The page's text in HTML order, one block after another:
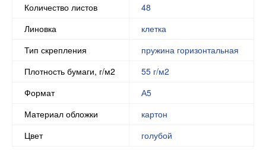
Количество листов
48
Линовка
клетка
Тип скрепления
пружина горизонтальная
Плотность бумаги, г/м2
55 г/м2
Формат
А5
Материал обложки
картон
Цвет
голубой